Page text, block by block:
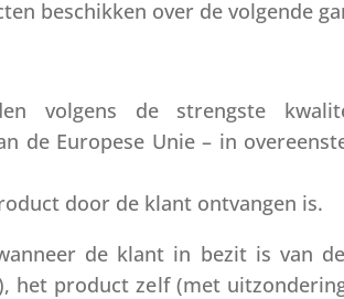
beschikken over de volgende
volgens de strengste
de Europese Unie – in
door de klant ontvangen is.
de klant in bezit is van
het product zelf (met